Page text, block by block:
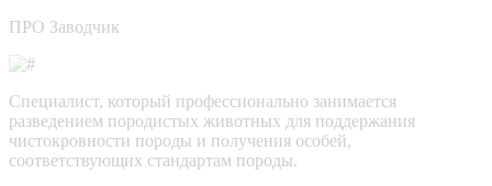
ПРО Заводчик
Специалист, который профессионально занимается
разведением породистых животных для поддержания
чистокровности породы и получения особей,
соответствующих стандартам породы.